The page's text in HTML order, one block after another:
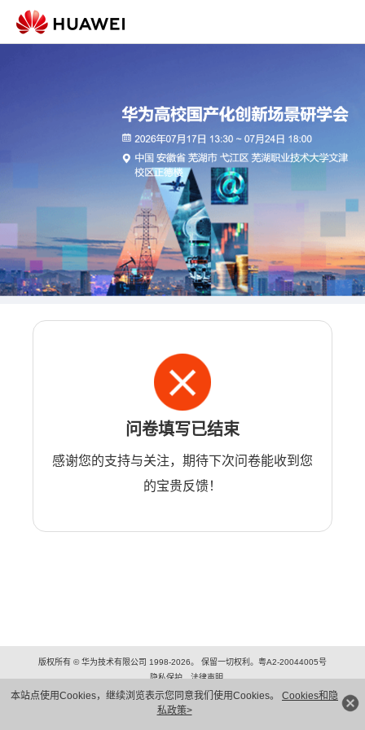
本站点使用Cookies，继续浏览表示您同意我们使用Cookies。 Cookies和隐
私政策>
问卷填写已结束
感谢您的支持与关注，期待下次问卷能收到您
的宝贵反馈！
版权所有 © 华为技术有限公司 1998-2026。 保留一切权利。粤A2-20044005号
隐私保护
法律声明